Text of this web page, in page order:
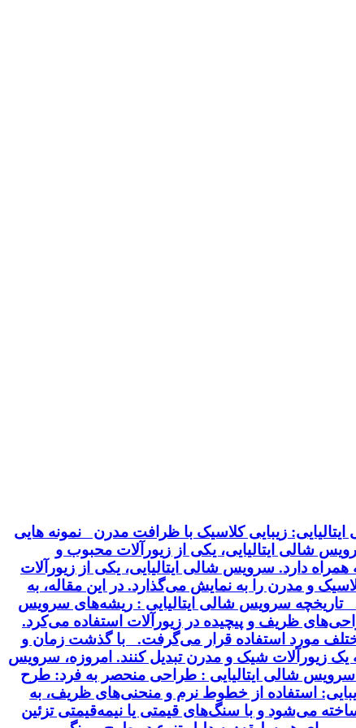
زیبایی کلاسیک با ظرافت مدرن نمونه هایی
شالی ایتالیایی، یکی از زیورآلات محبوب و
دارد. سرویس شالی ایتالیایی، یکی از زیورآلات
و مدرن را به نمایش می‌گذارد. در این مقاله، به
تاریخچه سرویس شالی ایتالیایی : ریشه‌های سرویس
ظریف و پیچیده در زیورآلات استفاده می‌کرد.
مورد استفاده قرار می‌گرفت. با گذشت زمان و
یک زیورآلات شیک و مدرن تبدیل کنند. امروزه، سرویس
شالی ایتالیایی : طراحی منحصر به فرد: طرح
استفاده از خطوط نرم و منحنی‌های ظریف، به
می‌شود و با سنگ‌های قیمتی یا نیمه‌قیمتی تزئین